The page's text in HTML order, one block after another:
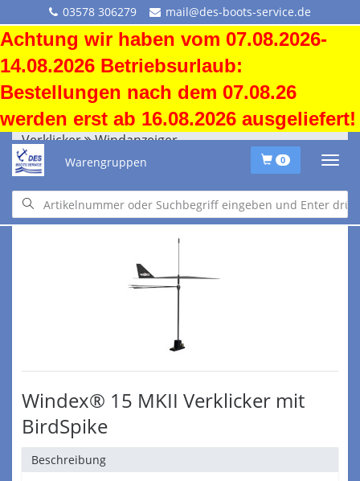
03578 306279 mail@des-boots-service.de
Achtung wir haben vom 07.08.2026-
14.08.2026 Betriebsurlaub:
Bestellungen nach dem 07.08.26
werden erst ab 16.08.2026 ausgeliefert!
Warengruppen 0
Verklicker Windanzeiger
Verklicker Windanzeiger
Windex® 15 MKII Verklicker mit
BirdSpike
Beschreibung